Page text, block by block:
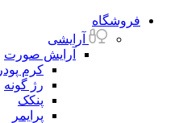
فروشگاه
آرایشی
آرایش صورت
کرم پودر
رژ گونه
پنکک
پرایمر